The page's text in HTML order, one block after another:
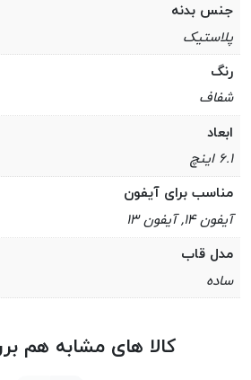
جنس بدنه
پلاستیک
رنگ
شفاف
ابعاد
۶.۱ اینچ
مناسب برای آیفون
آیفون ۱۴, آیفون ۱۳
مدل قاب
ساده
کالا های مشابه هم